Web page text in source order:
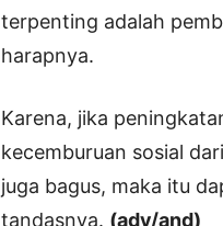
terpenting adalah
harapnya.
Karena, jika
kecemburuan sosial
juga bagus, maka itu
tandasnya. (adv/and)